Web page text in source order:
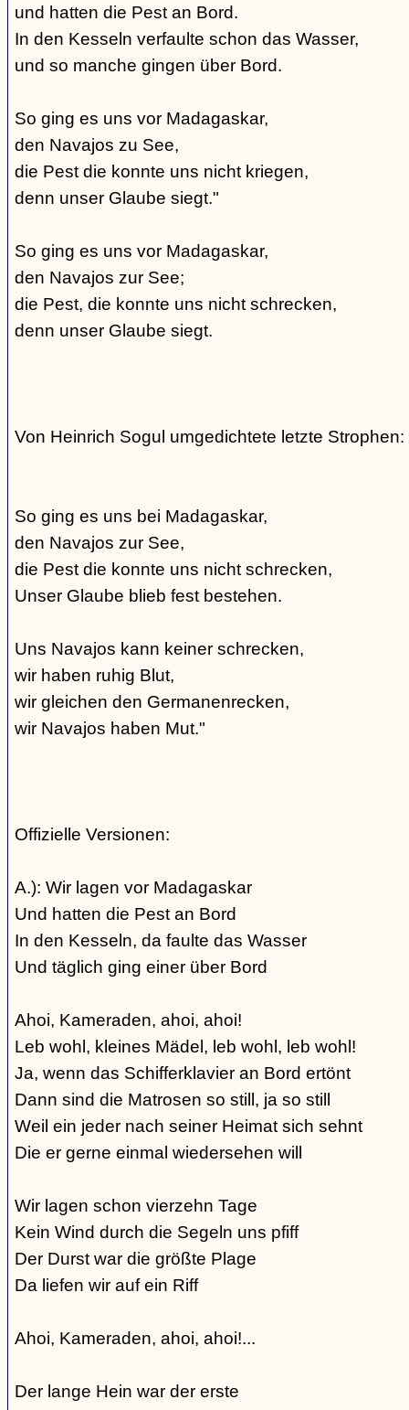
und hatten die Pest an Bord.
In den Kesseln verfaulte schon das Wasser,
und so manche gingen über Bord.
So ging es uns vor Madagaskar,
den Navajos zu See,
die Pest die konnte uns nicht kriegen,
denn unser Glaube siegt."
So ging es uns vor Madagaskar,
den Navajos zur See;
die Pest, die konnte uns nicht schrecken,
denn unser Glaube siegt.
Von Heinrich Sogul umgedichtete letzte Strophen:
So ging es uns bei Madagaskar,
den Navajos zur See,
die Pest die konnte uns nicht schrecken,
Unser Glaube blieb fest bestehen.
Uns Navajos kann keiner schrecken,
wir haben ruhig Blut,
wir gleichen den Germanenrecken,
wir Navajos haben Mut."
Offizielle Versionen:
A.): Wir lagen vor Madagaskar
Und hatten die Pest an Bord
In den Kesseln, da faulte das Wasser
Und täglich ging einer über Bord
Ahoi, Kameraden, ahoi, ahoi!
Leb wohl, kleines Mädel, leb wohl, leb wohl!
Ja, wenn das Schifferklavier an Bord ertönt
Dann sind die Matrosen so still, ja so still
Weil ein jeder nach seiner Heimat sich sehnt
Die er gerne einmal wiedersehen will
Wir lagen schon vierzehn Tage
Kein Wind durch die Segeln uns pfiff
Der Durst war die größte Plage
Da liefen wir auf ein Riff
Ahoi, Kameraden, ahoi, ahoi!...
Der lange Hein war der erste